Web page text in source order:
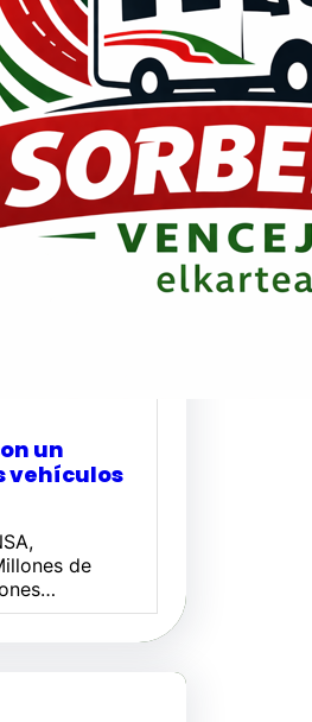
un
vehículos
de